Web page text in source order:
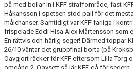
på med bollar in i KFF straffområde, fast
Håkansson i spetsen stod pall för det
målchanser. Samtidigt var KFF farliga i
frispelade Eddi Hisa Alex Mårtensson som
En rättvis och härlig seger! Därmed toppar
26/10 väntar det gruppfinal borta (på
Oavgjort räcker för KFF eftersom Lilla Torg